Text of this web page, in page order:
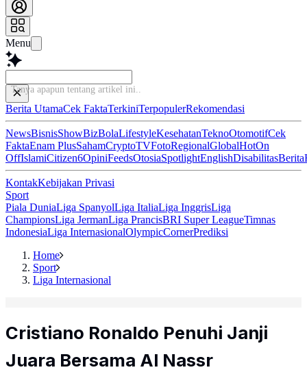
Menu
Tanya apapun
Berita UtamaCek FaktaTerkiniTerpopulerRekomendasi
NewsBisnisShowBizBolaLifestyleKesehatanTeknoOtomotifCek
FaktaEnam PlusSahamCryptoTVFotoRegionalGlobalHotOn
OffIslamiCitizen6OpiniFeedsOtosiaSpotlightEnglishDisabilitasBerita
KontakKebijakan Privasi
Sport
Piala DuniaLiga SpanyolLiga ItaliaLiga InggrisLiga
ChampionsLiga JermanLiga PrancisBRI Super LeagueTimnas
IndonesiaLiga InternasionalOlympicCornerPrediksi
Home
Sport
Liga Internasional
Cristiano Ronaldo Penuhi Janji
Juara Bersama Al Nassr